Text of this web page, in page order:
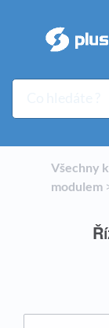
Všechny
modulem